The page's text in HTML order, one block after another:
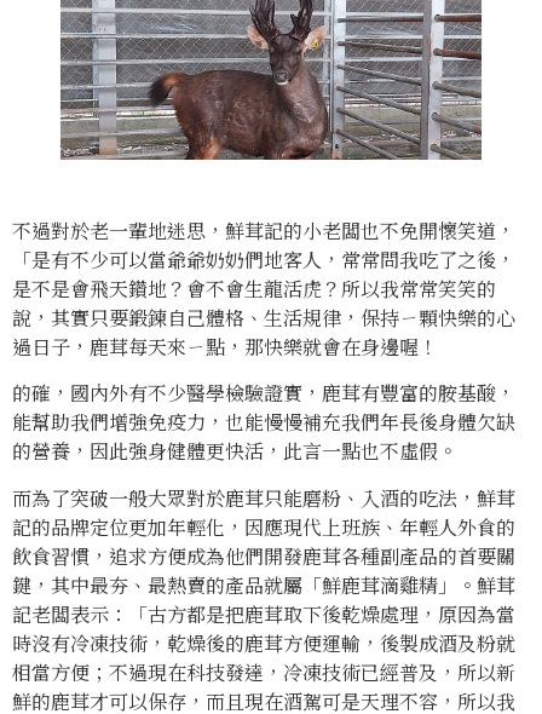
不過對於老一輩地迷思，鮮茸記的小老闆也不免開懷笑道，
「是有不少可以當爺爺奶奶們地客人，常常問我吃了之後，
是不是會飛天鑽地？會不會生龍活虎？所以我常常笑笑的
說，其實只要鍛鍊自己體格、生活規律，保持ㄧ顆快樂的心
過日子，鹿茸每天來ㄧ點，那快樂就會在身邊喔！
的確，國內外有不少醫學檢驗證實，鹿茸有豐富的胺基酸，
能幫助我們增強免疫力，也能慢慢補充我們年長後身體欠缺
的營養，因此強身健體更快活，此言一點也不虛假。
而為了突破一般大眾對於鹿茸只能磨粉、入酒的吃法，鮮茸
記的品牌定位更加年輕化，因應現代上班族、年輕人外食的
飲食習慣，追求方便成為他們開發鹿茸各種副產品的首要關
鍵，其中最夯、最熱賣的產品就屬「鮮鹿茸滴雞精」。鮮茸
記老闆表示：「古方都是把鹿茸取下後乾燥處理，原因為當
時沒有冷凍技術，乾燥後的鹿茸方便運輸，後製成酒及粉就
相當方便；不過現在科技發達，冷凍技術已經普及，所以新
鮮的鹿茸才可以保存，而且現在酒駕可是天理不容，所以我